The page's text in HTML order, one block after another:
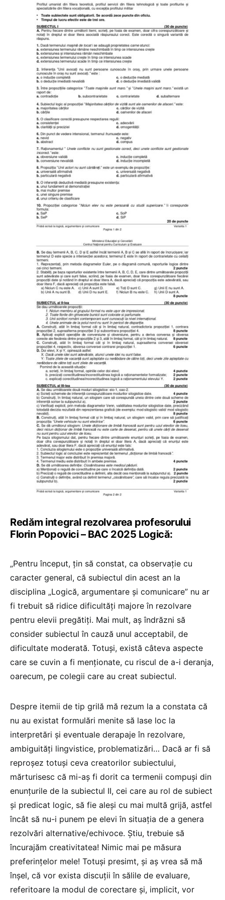
Redăm integral rezolvarea profesorului
Florin Popovici – BAC 2025 Logică:
„Pentru început, țin să constat, ca observație cu
caracter general, că subiectul din acest an la
disciplina „Logică, argumentare și comunicare” nu ar
fi trebuit să ridice dificultăți majore în rezolvare
pentru elevii pregătiți. Mai mult, aș îndrăzni să
consider subiectul în cauză unul acceptabil, de
dificultate moderată. Totuși, există câteva aspecte
care se cuvin a fi menționate, cu riscul de a-i deranja,
oarecum, pe colegii care au creat subiectul.
Despre itemii de tip grilă mă rezum la a constata că
nu au existat formulări menite să lase loc la
interpretări și eventuale derapaje în rezolvare,
ambiguități lingvistice, problematizări… Dacă ar fi să
reproșez totuși ceva creatorilor subiectului,
mărturisesc că mi-aș fi dorit ca termenii compuși din
enunțurile de la subiectul II, cei care au rol de subiect
și predicat logic, să fie aleși cu mai multă grijă, astfel
încât să nu-i punem pe elevi în situația de a genera
rezolvări alternative/echivoce. Știu, trebuie să
încurajăm creativitatea! Nimic mai pe măsura
preferințelor mele! Totuși presimt, și aș vrea să mă
înșel, că vor exista discuții în sălile de evaluare,
referitoare la modul de corectare și, implicit, vor